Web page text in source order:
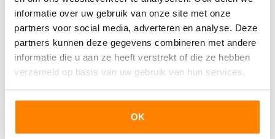
informatie over uw gebruik van onze site met onze
partners voor social media, adverteren en analyse. Deze
partners kunnen deze gegevens combineren met andere
informatie die u aan ze heeft verstrekt of die ze hebben
verzameld op basis van uw gebruik van hun services.
OK